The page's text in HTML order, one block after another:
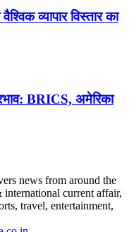
व्यापार विस्तार का
BRICS, अमेरिका
news from around the
current affair,
travel, entertainment,